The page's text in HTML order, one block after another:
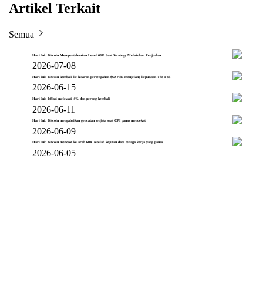
Artikel Terkait
Semua
Hari Ini: Bitcoin Mempertahankan Level 63K Saat Strategy Melakukan Penjualan
2026-07-08
Hari ini: Bitcoin kembali ke kisaran pertengahan $60 ribu menjelang keputusan The Fed
2026-06-15
Hari Ini: Inflasi melewati 4% dan perang kembali
2026-06-11
Hari Ini: Bitcoin mengabaikan gencatan senjata saat CPI panas mendekat
2026-06-09
Hari Ini: Bitcoin merosot ke arah 60K setelah kejutan data tenaga kerja yang panas
2026-06-05